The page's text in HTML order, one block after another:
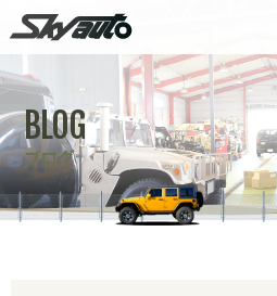
ホーム 在庫車情報
整備作業実例 パーツ販売
店舗紹介 工場紹介
スタッフ紹介 求人情報
BLOG
ブログ